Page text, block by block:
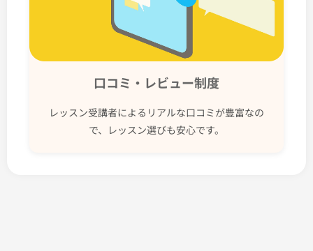
口コミ・レビュー制度
レッスン受講者によるリアルな口コミが豊富なの
で、レッスン選びも安心です。